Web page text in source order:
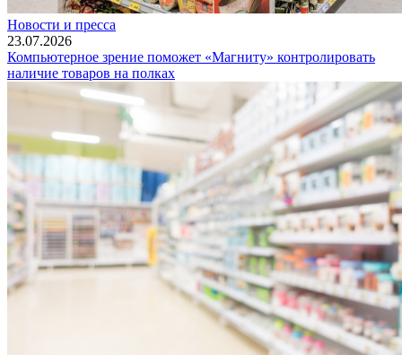
Новости и пресса
23.07.2026
Компьютерное зрение поможет «Магниту» контролировать
наличие товаров на полках